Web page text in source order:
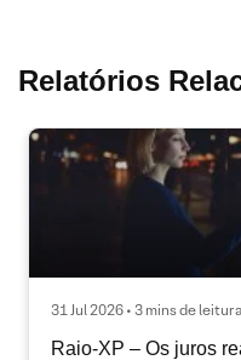
Relatórios
31 Jul 2026 • 3 mins de leitura
Raio-XP – Os juros